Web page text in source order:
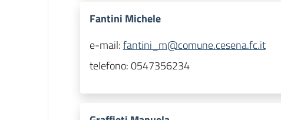
Fantini Michele
e-mail:fantini_m@comune.cesena.fc.it
telefono:0547356234